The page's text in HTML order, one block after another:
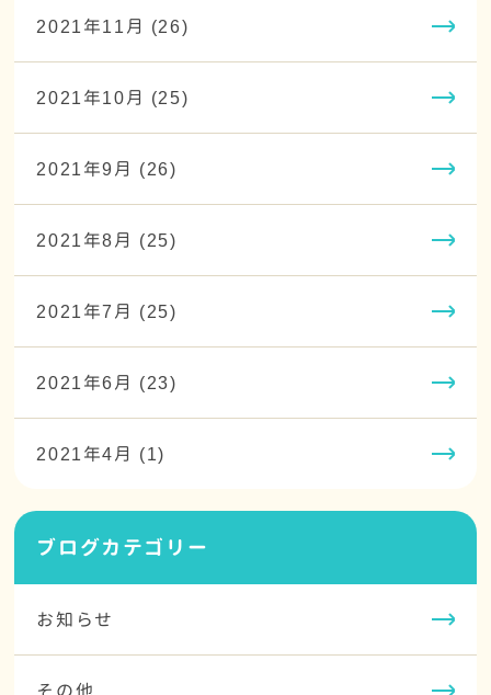
2021年11月 (26)
2021年10月 (25)
2021年9月 (26)
2021年8月 (25)
2021年7月 (25)
2021年6月 (23)
2021年4月 (1)
ブログカテゴリー
お知らせ